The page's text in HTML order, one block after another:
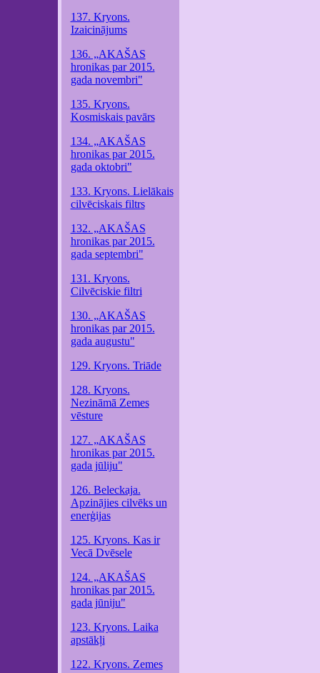
137. Kryons.
Izaicinājums
136. „AKAŠAS
hronikas par 2015.
gada novembri"
135. Kryons.
Kosmiskais pavārs
134. „AKAŠAS
hronikas par 2015.
gada oktobri"
133. Kryons. Lielākais
cilvēciskais filtrs
132. „AKAŠAS
hronikas par 2015.
gada septembri"
131. Kryons.
Cilvēciskie filtri
130. „AKAŠAS
hronikas par 2015.
gada augustu"
129. Kryons. Triāde
128. Kryons.
Nezināmā Zemes
vēsture
127. „AKAŠAS
hronikas par 2015.
gada jūliju"
126. Beleckaja.
Apzinājies cilvēks un
enerģijas
125. Kryons. Kas ir
Vecā Dvēsele
124. „AKAŠAS
hronikas par 2015.
gada jūniju"
123. Kryons. Laika
apstākļi
122. Kryons. Zemes